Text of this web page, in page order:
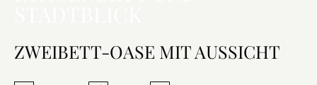
ZWEIBETT-OASE MIT AUSSICHT